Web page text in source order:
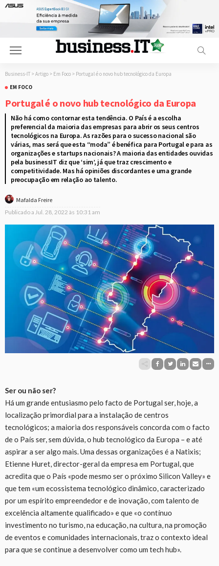
Business-IT > Artigo > Em Foco > Portugal é o novo hub tecnológico da Europa
EM FOCO
Portugal é o novo hub tecnológico da Europa
Não há como contornar esta tendência. O País é a escolha
preferencial da maioria das empresas para abrir os seus centros
tecnológicos na Europa. As razões para o sucesso nacional são
várias, mas será que esta “moda” é benéfica para Portugal e para as
organizações e startups nacionais? A maioria das entidades ouvidas
pela businessIT diz que ‘sim’, já que traz crescimento e
competitividade. Mas há opiniões discordantes e uma grande
preocupação em relação ao talento.
Mafalda Freire
Publicado a Jul. 28, 2022 às 10:31 am
Ser ou não ser?
Há um grande entusiasmo pelo facto de Portugal ser, hoje, a
localização primordial para a instalação de centros
tecnológicos; a maioria dos responsáveis concorda com o facto
de o País ser, sem dúvida, o hub tecnológico da Europa – e até
aspirar a ser algo mais. Uma dessas organizações é a Natixis;
Etienne Huret, director-geral da empresa em Portugal, que
acredita que o País «pode mesmo ser o próximo Silicon Valley» e
que tem «um ecossistema tecnológico dinâmico, caracterizado
por um espírito empreendedor e de inovação, com talento de
excelência altamente qualificado» e que «o contínuo
investimento no turismo, na educação, na cultura, na promoção
de eventos e comunidades internacionais, traz o contexto ideal
para que se continue a desenvolver como um tech hub».